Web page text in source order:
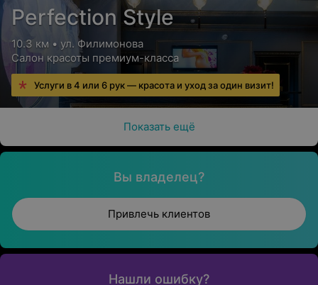
Perfection Style
10.3 км • ул. Филимонова
Салон красоты премиум-класса
Услуги в 4 или 6 рук — красота и уход за один визит!
Показать ещё
Вы владелец?
Привлечь клиентов
Нашли ошибку?